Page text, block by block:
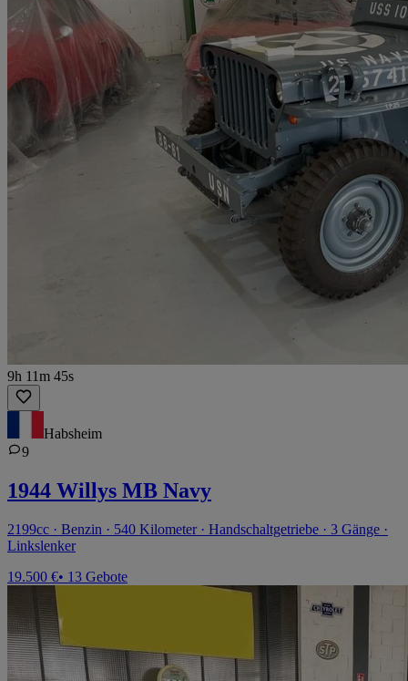
9h 11m 45s
Habsheim
9
1944 Willys MB Navy
2199cc · Benzin · 540 Kilometer · Handschaltgetriebe · 3 Gänge ·
Linkslenker
19.500 €• 13 Gebote